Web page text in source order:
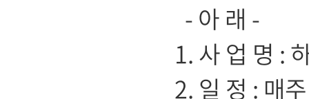
- 아 래 -
1. 사 업 명 :
2. 일 정 : 매